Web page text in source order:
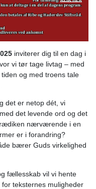
inviterer dig til en dag i
vi tør tage livtag – med
og med troens tale
det er netop dét, vi
det levende ord og det
nærværende i en
er i forandring?
bærer Guds virkelighed
fællesskab vil vi hente
teksternes muligheder